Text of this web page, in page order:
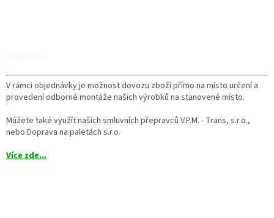
V rámci objednávky je možnost dovozu zboží přímo na místo určení a
provedení odborné montáže našich výrobků na stanovené místo.
Múžete také využít našich smluvních přepravců V.P.M. - Trans, s.r.o.,
nebo Doprava na paletách s.r.o.
Více zde...